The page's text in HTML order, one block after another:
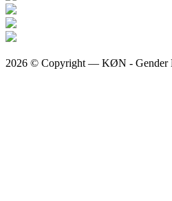
2026 © Copyright — KØN - Gender